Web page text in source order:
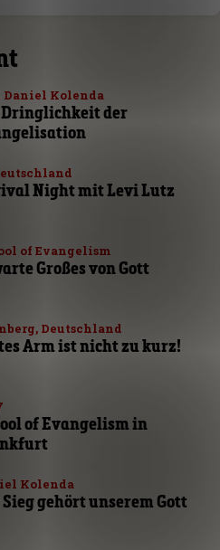
Daniel Kolenda
Dringlichkeit der
Night mit Levi Lutz
of Evangelism
Großes von Gott
Deutschland
Arm ist nicht zu kurz!
of Evangelism in
Kolenda
gehört unserem Gott